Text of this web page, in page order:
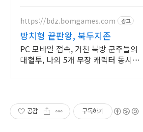
https://bdz.bomgames.com 광고
방치형 끝판왕, 북두지존
PC 모바일 접속, 거친 북방 군주들의
대혈투, 나의 5개 무장 캐릭터 동시
공감 구독하기